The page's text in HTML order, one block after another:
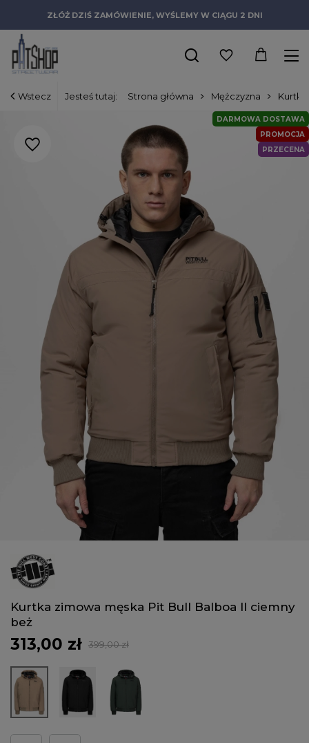
ZŁÓŻ DZIŚ ZAMÓWIENIE, WYŚLEMY W CIĄGU 2 DNI
Wstecz Jesteś tutaj: Strona główna Mężczyzna Kurtki
PROMOCJA
PRZECENA
DARMOWA DOSTAWA
Kurtka zimowa męska Pit Bull Balboa II ciemny
beż
313,00 zł 399,00 zł